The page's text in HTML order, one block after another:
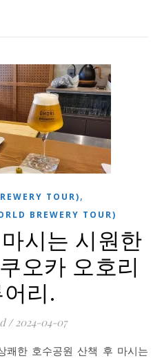
TOUR),
BREWERY TOUR)
시는 시원한
오카 오호리
리.
/ 2024-04-07